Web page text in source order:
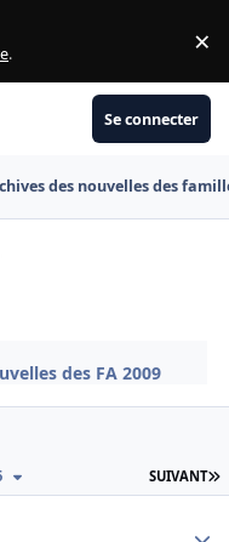
. ×
Se connecter
des nouvelles des
des FA 2009
SUIVANT